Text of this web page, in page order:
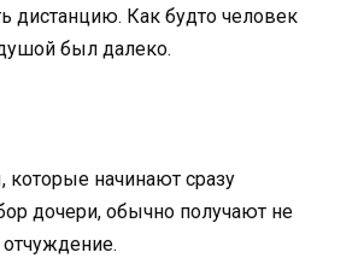
дистанцию. Как будто человек
был далеко.
которые начинают сразу
дочери, обычно получают не
отчуждение.